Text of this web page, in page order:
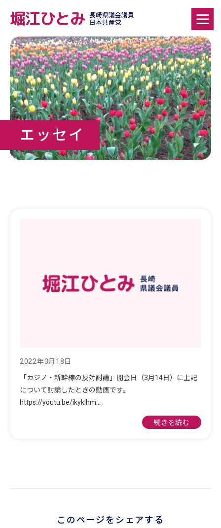
堀江ひとみ
長崎県議会議員
日本共産党
エッセイ
2022年3月18日
「カジノ・新幹線の反対討論」開会日（3月14日）に上記
について討論したときの動画です。
https://youtu.be/ikykIhm…
続きを読む
このページをシェアする